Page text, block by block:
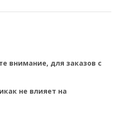
внимание, для заказов с
не влияет на